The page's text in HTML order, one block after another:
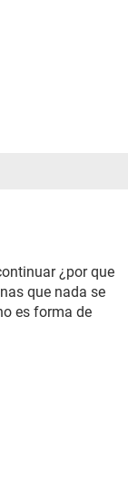
¿por que
que nada se
es forma de